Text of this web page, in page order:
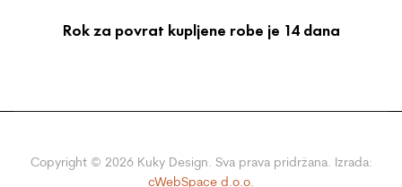
Rok za povrat kupljene robe je 14 dana
Copyright © 2026Kuky Design. Sva prava pridržana. Izrada:
cWebSpace d.o.o.